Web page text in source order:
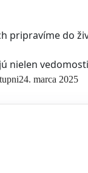
pripravíme do
nielen
24. marca 2025